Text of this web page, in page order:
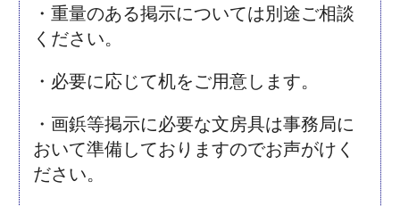
・重量のある掲示については別途ご相談
ください。
・必要に応じて机をご用意します。
・画鋲等掲示に必要な文房具は事務局に
おいて準備しておりますのでお声がけく
ださい。